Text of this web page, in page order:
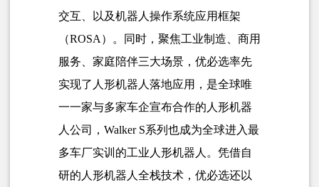
交互、以及机器人操作系统应用框架
（ROSA ）。同时，聚焦工业制造、商用
服务、家庭陪伴三大场景，优必选率先
实现了人形机器人落地应用，是全球唯
一一家与多家车企宣布合作的人形机器
人公司，Walker S系列也成为全球进入最
多车厂实训的工业人形机器人。凭借自
研的人形机器人全栈技术，优必选还以